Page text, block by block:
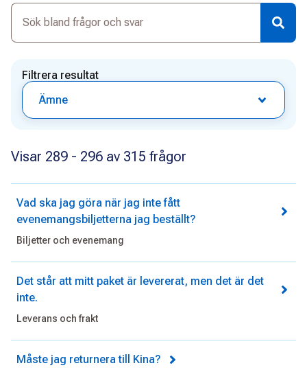
Sök
bland
frågor
och
Filtrera resultat
Ämne
Visar 289 - 296 av 315 frågor
Vad ska jag göra när jag inte fått
evenemangsbiljetterna jag beställt?
Biljetter och evenemang
Det står att mitt paket är levererat, men det är det
inte.
Leverans och frakt
Måste jag returnera till Kina?